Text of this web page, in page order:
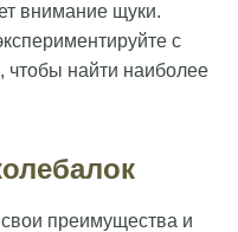
внимание щуки.
с
найти наиболее
преимущества и